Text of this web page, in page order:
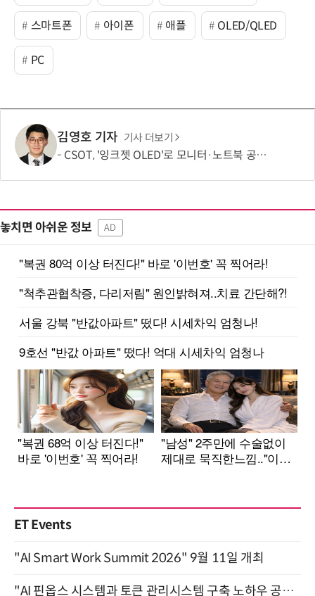
스마트폰 아이폰 애플 OLED/QLED
PC
김영호 기자 기사 더보기
CSOT, '잉크젯 OLED'로 모니터·노트북 공략 본격화…MSI 모니터 공개
놓치면 아쉬운 정보 AD
ET Events
"AI Smart Work Summit 2026" 9월 11일 개최
"AI 핀옵스 시스템과 토큰 관리시스템 구축 노하우 공개" 잠실 한국광고문화회관 2층 대회의실 (8/21)